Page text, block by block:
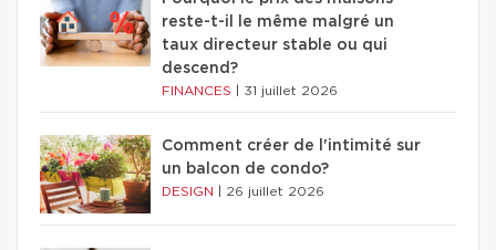
reste-t-il le même malgré un
taux directeur stable ou qui
descend?
FINANCES 31 juillet 2026
Comment créer de l'intimité sur
un balcon de condo?
DESIGN 26 juillet 2026